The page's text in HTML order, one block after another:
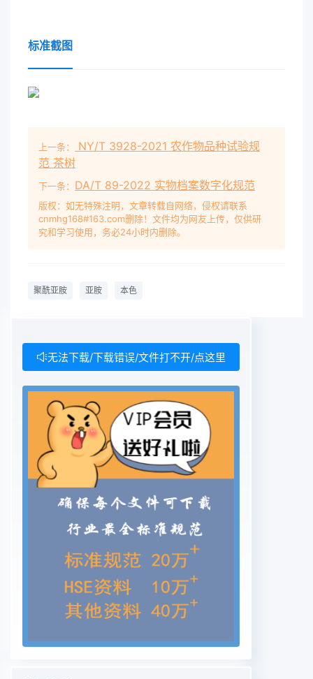
标准截图
上一条：
NY/T 3928-2021 农作物品种试验规
范 茶树
下一条： DA/T 89-2022 实物档案数字化规范
版权：如无特殊注明，文章转载自网络，侵权请联系
cnmhg168#163.com删除！文件均为网友上传，仅供研
究和学习使用，务必24小时内删除。
聚酰亚胺 亚胺 本色
无法下载/下载错误/文件打不开/点这里